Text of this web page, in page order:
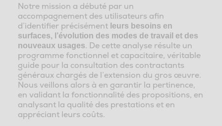
Notre mission a débuté par un
accompagnement des utilisateurs afin
d’identifier précisément leurs besoins en
surfaces, l’évolution des modes de travail et des
nouveaux usages. De cette analyse résulte un
programme fonctionnel et capacitaire, véritable
guide pour la consultation des contractants
généraux chargés de l’extension du gros œuvre.
Nous veillons alors à en garantir la pertinence,
en validant la fonctionnalité des propositions, en
analysant la qualité des prestations et en
appréciant leurs coûts.